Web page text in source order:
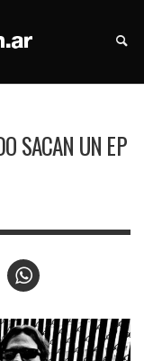
SACAN UN EP